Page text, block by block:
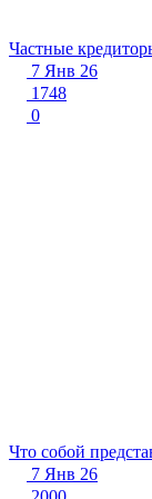
Частные
7 Янв 26
1748
0
Что собой
7 Янв 26